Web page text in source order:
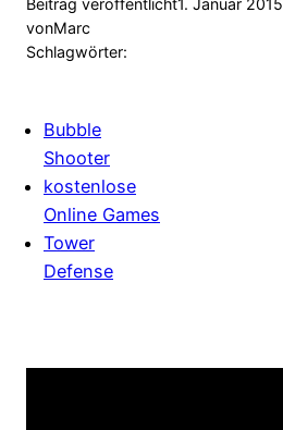
Beitrag veröffentlicht1. Januar 2015
vonMarc
Schlagwörter:
Bubble
Shooter
kostenlose
Online Games
Tower
Defense